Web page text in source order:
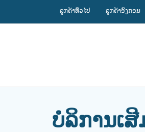
ລູກຄ້າທົ່ວໄປ ລູກຄ້າອົງກອນ
ບໍລິການເສີ